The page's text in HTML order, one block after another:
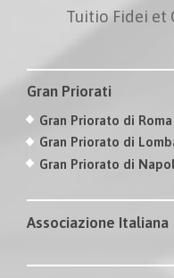
Tuitio Fidei et
Gran Priorati
Gran Priorato di Roma
Gran Priorato di
Gran Priorato di
Associazione Italiana